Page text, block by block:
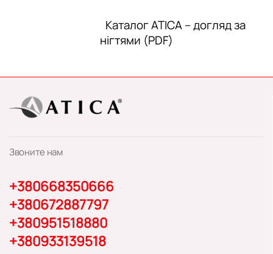
Каталог ATICA – догляд за
нігтями (PDF)
Звоните нам
+380668350666
+380672887797
+380951518880
+380933139518